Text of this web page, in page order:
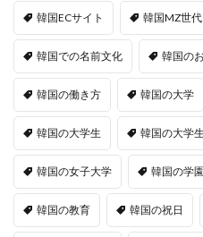
韓国ECサイト 韓国MZ世代
韓国での名前文化 韓国の
韓国の働き方 韓国の大学
韓国の大学生 韓国の大学
韓国の女子大学 韓国の学
韓国の教育 韓国の祝日